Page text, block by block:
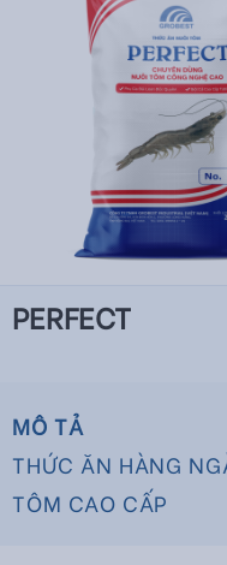
PERFECT
MÔ TẢ
THỨC ĂN HÀNG
TÔM CAO CẤP